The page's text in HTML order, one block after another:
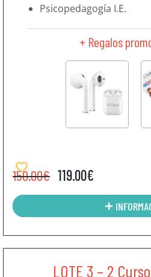
Psicopedagogía I.E.
+ Regalos
150.00€ 119.00€
LOTE 3 – 2